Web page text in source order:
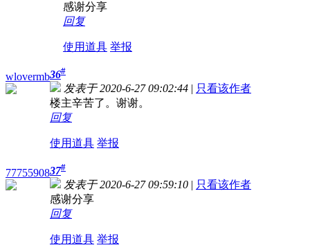
感谢分享
回复
使用道具 举报
wlovermb36#
发表于 2020-6-27 09:02:44 | 只看该作者
楼主辛苦了。谢谢。
回复
使用道具 举报
7775590837#
发表于 2020-6-27 09:59:10 | 只看该作者
感谢分享
回复
使用道具 举报